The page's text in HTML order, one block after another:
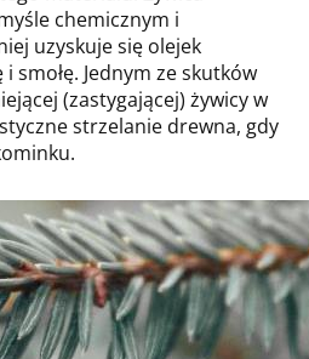
chemicznym i
uzyskuje się olejek
smołę. Jednym ze skutków
(zastygającej) żywicy w
strzelanie drewna, gdy